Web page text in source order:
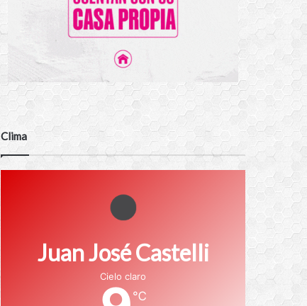
Clima
Juan José Castelli
Cielo claro
℃